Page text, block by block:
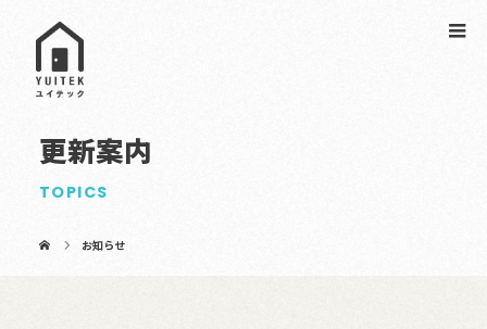
更新案内
TOPICS
お知らせ